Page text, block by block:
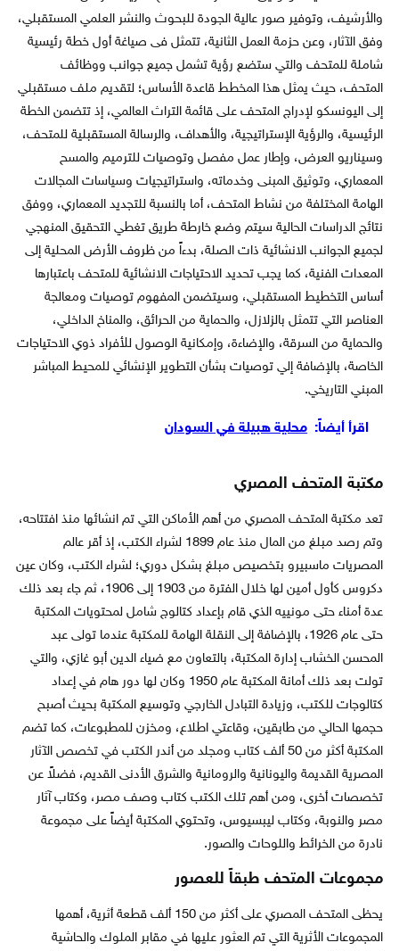
والأرشيف، وتوفير صور عالية الجودة للبحوث والنشر العلمي المستقبلي،
وفق الآثار، وعن حزمة العمل الثانية، تتمثل فى صياغة أول خطة رئيسية
شاملة للمتحف والتي ستضع رؤية تشمل جميع جوانب ووظائف
المتحف، حيث يمثل هذا المخطط قاعدة الأساس؛ لتقديم ملف مستقبلي
إلى اليونسكو لإدراج المتحف على قائمة التراث العالمي، إذ تتضمن الخطة
الرئيسية، والرؤية الإستراتيجية، والأهداف، والرسالة المستقبلية للمتحف،
وسيناريو العرض، وإطار عمل مفصل وتوصيات للترميم والمسح
المعماري، وتوثيق المبنى وخدماته، واستراتيجيات وسياسات المجالات
الهامة المختلفة من نشاط المتحف، أما بالنسبة للتجديد المعماري، ووفق
نتائج الدراسات الحالية سيتم وضع خارطة طريق تغطي التحقيق المنهجي
لجميع الجوانب الانشائية ذات الصلة، بدءاً من ظروف الأرض المحلية إلى
المعدات الفنية، كما يجب تحديد الاحتياجات الانشائية للمتحف باعتبارها
أساس التخطيط المستقبلي، وسيتضمن المفهوم توصيات ومعالجة
العناصر التي تتمثل بالزلازل، والحماية من الحرائق، والمناخ الداخلي،
والحماية من السرقة، والإضاءة، وإمكانية الوصول للأفراد ذوي الاحتياجات
الخاصة، بالإضافة إلي توصيات بشأن التطوير الإنشائي للمحيط المباشر
المبني التاريخي.
اقرأ أيضاً: محلية هبيلة في السودان
مكتبة المتحف المصري
تعد مكتبة المتحف المصري من أهم الأماكن التي تم انشائها منذ افتتاحه،
وتم رصد مبلغ من المال منذ عام 1899 لشراء الكتب، إذ أقر عالم
المصريات ماسبيرو بتخصيص مبلغ بشكل دوري؛ لشراء الكتب، وكان عين
دكروس كأول أمين لها خلال الفترة من 1903 إلى 1906، ثم جاء بعد ذلك
عدة أمناء حتى مونييه الذي قام بإعداد كتالوج شامل لمحتويات المكتبة
حتى عام 1926، بالإضافة إلى النقلة الهامة للمكتبة عندما تولى عبد
المحسن الخشاب إدارة المكتبة، بالتعاون مع ضياء الدين أبو غازي، والتي
تولت بعد ذلك أمانة المكتبة عام 1950 وكان لها دور هام في إعداد
كتالوجات للكتب، وزيادة التبادل الخارجي وتوسيع المكتبة بحيث أصبح
حجمها الحالي من طابقين، وقاعتي اطلاع، ومخزن للمطبوعات، كما تضم
المكتبة أكثر من 50 ألف كتاب ومجلد من أندر الكتب في تخصص الآثار
المصرية القديمة واليونانية والرومانية والشرق الأدنى القديم، فضلاً عن
تخصصات أخرى، ومن أهم تلك الكتب كتاب وصف مصر، وكتاب آثار
مصر والنوبة، وكتاب ليبسيوس، وتحتوي المكتبة أيضاً على مجموعة
نادرة من الخرائط واللوحات والصور.
مجموعات المتحف طبقاً للعصور
يحظى المتحف المصري على أكثر من 150 ألف قطعة أثرية، أهمها
المجموعات الأثرية التي تم العثور عليها في مقابر الملوك والحاشية